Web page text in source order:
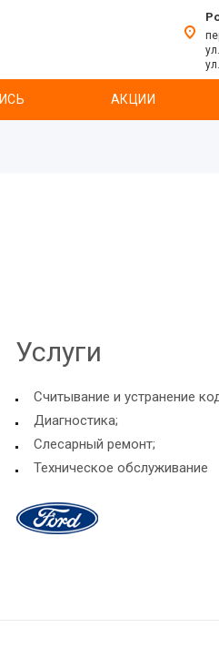
АКЦИИ
Услуги
Считывание и устранение
Диагностика;
Слесарный ремонт;
Техническое обслуживание